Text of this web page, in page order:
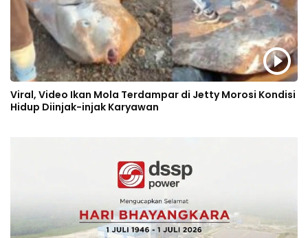
Viral, Video Ikan Mola Terdampar di Jetty Morosi Kondisi
Hidup Diinjak-injak Karyawan